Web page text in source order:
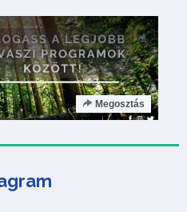
Megosztás